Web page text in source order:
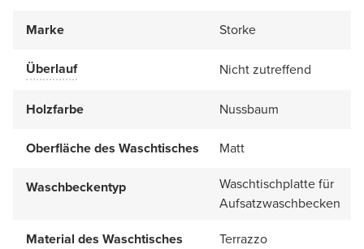
Marke Storke
Überlauf Nicht zutreffend
Holzfarbe Nussbaum
Oberfläche des Waschtisches Matt
Waschbeckentyp
Waschtischplatte für
Aufsatzwaschbecken
Material des Waschtisches
Terrazzo